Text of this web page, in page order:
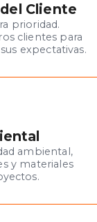
Cliente
prioridad.
clientes para
expectativas.
ambiental,
y materiales